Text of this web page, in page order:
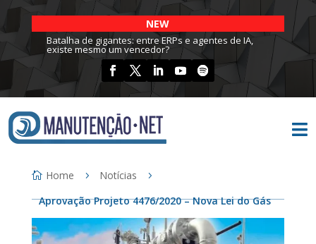
NEW
Batalha de gigantes: entre ERPs e agentes de IA,
existe mesmo um vencedor?

Home
Notícias
Aprovação Projeto 4476/2020 – Nova Lei do Gás